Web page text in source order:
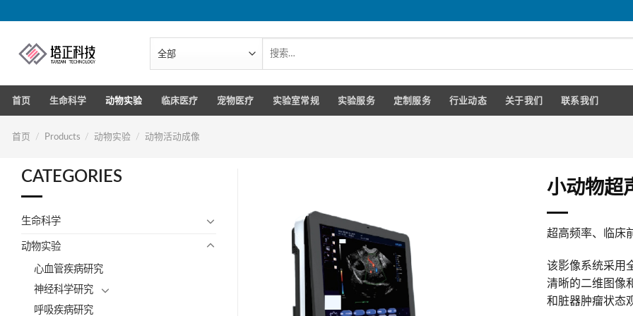
索：
首页 生命科学 动物实验 临床医疗 宠物医疗 实验室常规 实验服务 定制服务 行业动态 关于我们 联系我们
首页 / Products / 动物实验 / 动物活动成像
CATEGORIES
生命科学
动物实验
心血管疾病研究
神经科学研究
呼吸疾病研究
小动物超
超高频率、临床
该影像系统采用
清晰的二维图像
和脏器肿瘤状态